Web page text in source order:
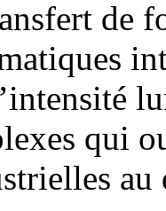
de
qui
au